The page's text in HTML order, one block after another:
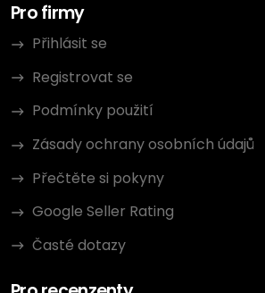
Pro firmy
Přihlásit se
Registrovat se
Podmínky použití
Zásady ochrany osobních údajů
Přečtěte si pokyny
Google Seller Rating
Časté dotazy